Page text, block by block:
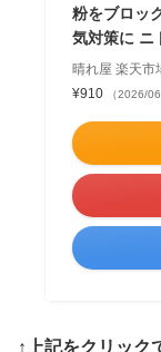
粉をブロッ
気対策に ニ
晴れ屋 楽天市
¥910
（2026/
↑上記をクリック